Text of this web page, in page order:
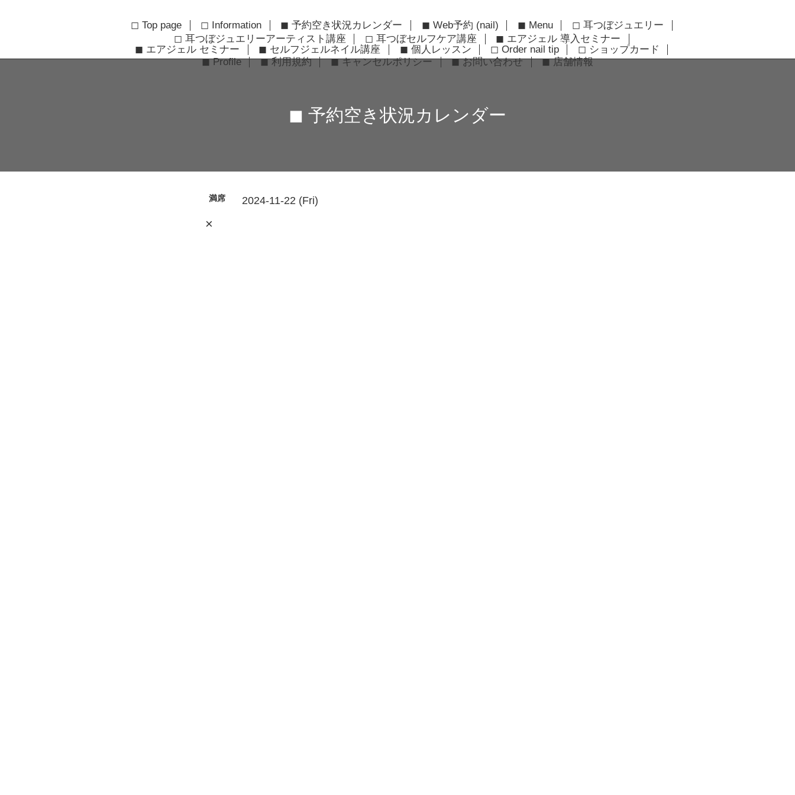
◻︎ Top page ◻︎ Information ◼︎ 予約空き状況カレンダー ◼︎ Web予約 (nail) ◼︎ Menu
◻︎ 耳つぼジュエリー
◻︎ 耳つぼジュエリーアーティスト講座
◻︎ 耳つぼセルフケア講座
◼︎ エアジェル 導入セミナー
◼︎ エアジェル セミナー
◼︎ セルフジェルネイル講座 ◼︎ 個人レッスン ◻︎ Order nail tip
◻︎ ショップカード
◼︎ Profile
◼︎ 利用規約 ◼︎ キャンセルポリシー ◼︎ お問い合わせ ◼︎ 店舗情報
◼︎ 予約空き状況カレンダー
満席 2024-11-22 (Fri)
×